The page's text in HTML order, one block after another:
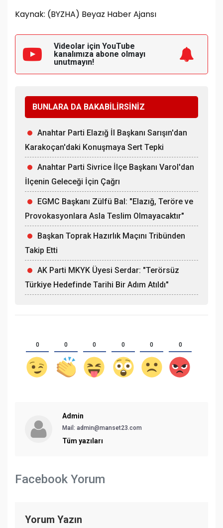
Kaynak: (BYZHA) Beyaz Haber Ajansı
Videolar için YouTube
kanalımıza abone olmayı
unutmayın!
BUNLARA DA BAKABİLİRSİNİZ
Anahtar Parti Elazığ İl Başkanı Sarışın'dan
Karakoçan'daki Konuşmaya Sert Tepki
Anahtar Parti Sivrice İlçe Başkanı Varol'dan
İlçenin Geleceği İçin Çağrı
EGMC Başkanı Zülfü Bal: "Elazığ, Teröre ve
Provokasyonlara Asla Teslim Olmayacaktır"
Başkan Toprak Hazırlık Maçını Tribünden
Takip Etti
AK Parti MKYK Üyesi Serdar: "Terörsüz
Türkiye Hedefinde Tarihi Bir Adım Atıldı"
0 0 0 0 0 0
Admin
Mail: admin@manset23.com
Tüm yazıları
Facebook Yorum
Yorum Yazın